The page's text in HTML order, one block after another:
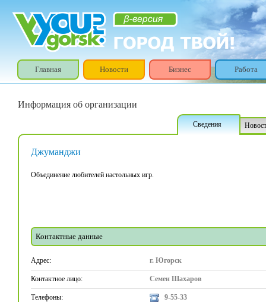
Главная Новости Бизнес Работа
Информация об организации
Сведения
Джуманджи
Объединение любителей настольных игр.
Контактные данные
Адрес: г. Югорск
Контактное лицо: Семен Шахаров
Телефоны: 9-55-33